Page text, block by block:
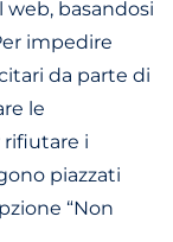
basandosi
impedire
da parte di
le
rifiutare i
piazzati
“Non